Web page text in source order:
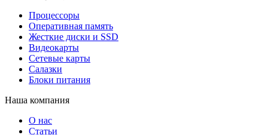
Процессоры
Оперативная память
Жесткие диски и SSD
Видеокарты
Сетевые карты
Салазки
Блоки питания
Наша компания
О нас
Статьи